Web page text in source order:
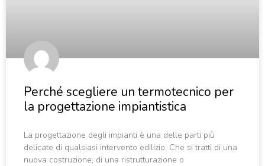
Perché scegliere un termotecnico per
la progettazione impiantistica
La progettazione degli impianti è una delle parti più
delicate di qualsiasi intervento edilizio. Che si tratti di una
nuova costruzione, di una ristrutturazione o